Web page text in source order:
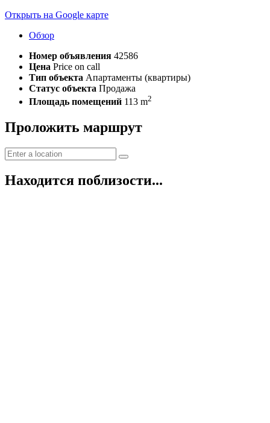
Открыть на Google карте
Обзор
Номер объявления 42586
Цена Price on call
Тип объекта Апартаменты (квартиры)
Статус объекта Продажа
Площадь помещений 113 m2
Проложить маршрут
Находится поблизости...